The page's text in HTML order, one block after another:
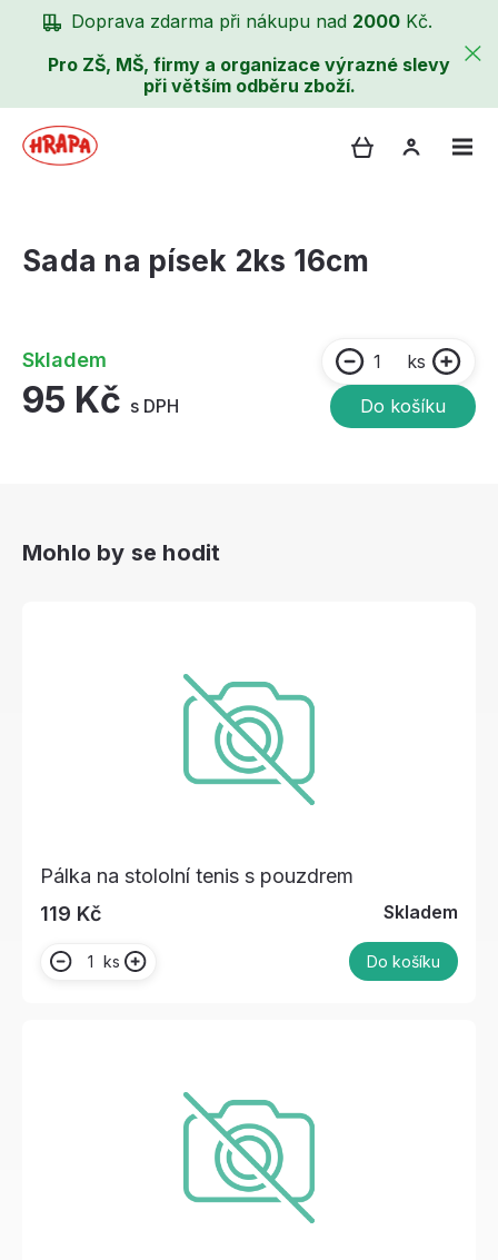
Doprava zdarma při nákupu nad 2000 Kč.
Pro ZŠ, MŠ, firmy a organizace výrazné slevy
při větším odběru zboží.
Sada na písek 2ks 16cm
Skladem
95 Kč s DPH
ks
Do košíku
Mohlo by se hodit
Pálka na stololní tenis s pouzdrem
119 Kč
Skladem
ks Do košíku